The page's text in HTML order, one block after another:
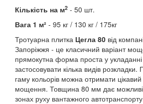
Кількість на м2 - 50 шт.
Вага 1 м² - 95 кг / 130 кг / 175кг
Тротуарна плитка Цегла 80 від
Запоріжжя - це класичний варіант
прямокутна форма проста у укладанні
застосовувати кілька видів
гаму кольорів можна отримати
мощення. Товщина 80 мм дає
зонах руху вантажного